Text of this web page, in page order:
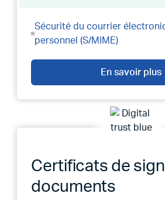
Sécurité du courrier
personnel (S/MIME)
En savoir plus
Certificats de
documents